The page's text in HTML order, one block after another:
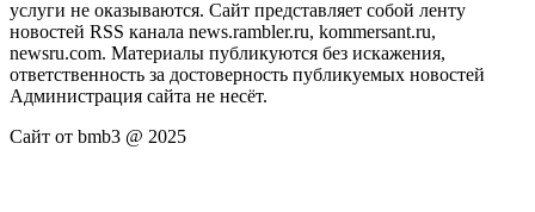
услуги не оказываются. Сайт представляет собой ленту
новостей RSS канала news.rambler.ru, kommersant.ru,
newsru.com. Материалы публикуются без искажения,
ответственность за достоверность публикуемых новостей
Администрация сайта не несёт.
Сайт от bmb3 @ 2025